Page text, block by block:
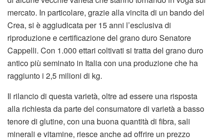
mercato. In particolare, grazie alla vincita di un bando del
Crea, si è aggiudicata per 15 anni l’esclusiva di
riproduzione e certificazione del grano duro Senatore
Cappelli. Con 1.000 ettari coltivati si tratta del grano duro
antico più seminato in Italia con una produzione che ha
raggiunto i 2,5 milioni di kg.
Il rilancio di questa varietà, oltre ad essere una risposta
alla richiesta da parte del consumatore di varietà a basso
tenore di glutine, con una buona quantità di fibra, sali
minerali e vitamine, riesce anche ad offrire un prezzo